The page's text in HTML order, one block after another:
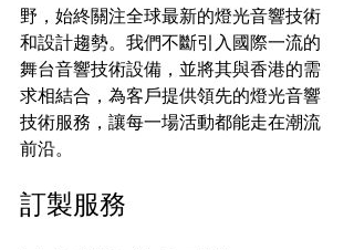
野，始終關注全球最新的燈光音響技術
和設計趨勢。我們不斷引入國際一流的
舞台音響技術設備，並將其與香港的需
求相結合，為客戶提供領先的燈光音響
技術服務，讓每一場活動都能走在潮流
前沿。
訂製服務